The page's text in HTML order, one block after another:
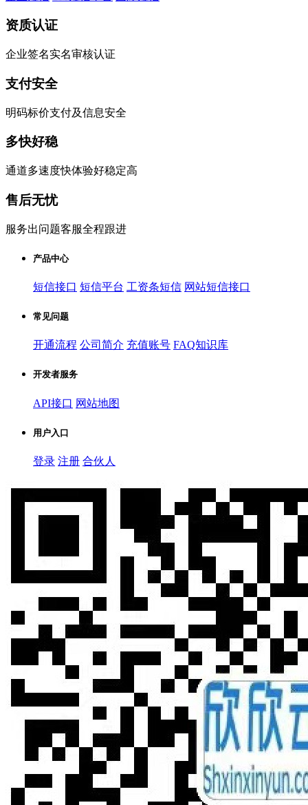
资质认证
企业签名实名审核认证
支付安全
明码标价支付及信息安全
多快好稳
通道多速度快体验好稳定高
售后无忧
服务出问题客服全程跟进
产品中心
短信接口 短信平台 工资条短信 网站短信接口
常见问题
开通流程 公司简介 充值账号 FAQ知识库
开发者服务
API接口 网站地图
用户入口
登录 注册 合伙人